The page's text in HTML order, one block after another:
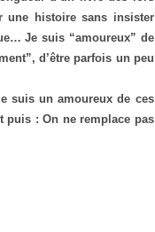
histoire sans insister
Je suis “amoureux” de
d’être parfois un peu
suis un amoureux de ces
puis : On ne remplace pas